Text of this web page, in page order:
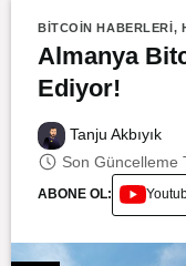
BITCOIN HABERLERI,
Almanya
Ediyor!
Tanju Akbıyık
Son Güncelleme
ABONE OL: